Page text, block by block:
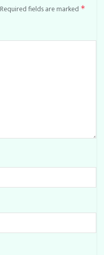
Required fields are marked *